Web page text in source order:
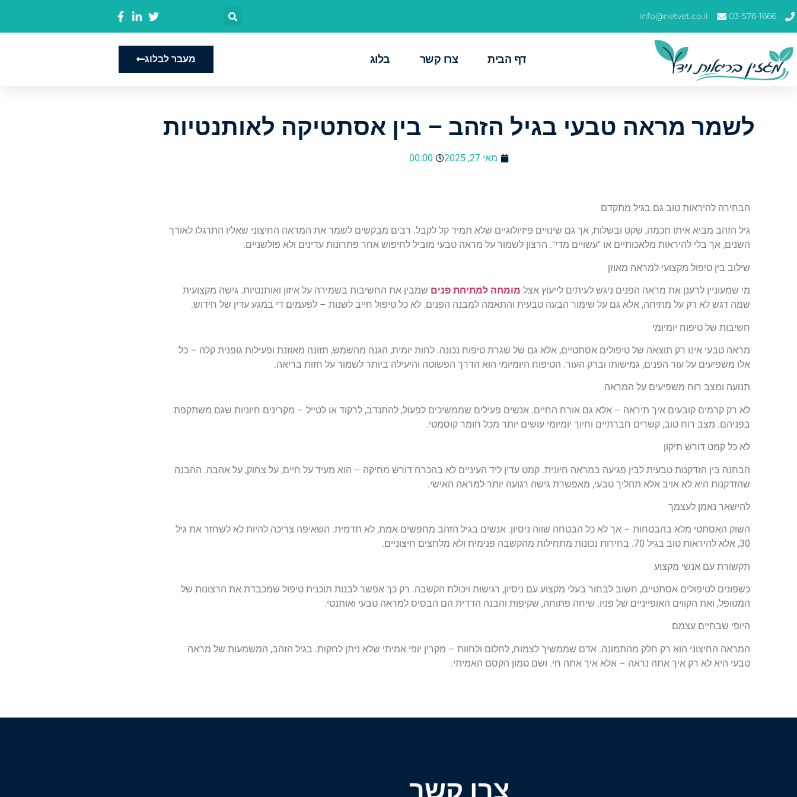
03-576-1666
info@netvet.co.il
דף הבית צרו קשר בלוג מעבר לבלוג
לשמר מראה טבעי בגיל הזהב – בין אסתטיקה לאותנטיות
מאי 27, 2025 00:00
הבחירה להיראות טוב גם בגיל מתקדם
גיל הזהב מביא איתו חכמה, שקט ובשלות, אך גם שינויים פיזיולוגיים שלא תמיד קל לקבל. רבים מבקשים לשמר את המראה החיצוני שאליו התרגלו לאורך
השנים, אך בלי להיראות מלאכותיים או "עשויים מדי". הרצון לשמור על מראה טבעי מוביל לחיפוש אחר פתרונות עדינים ולא פולשניים.
שילוב בין טיפול מקצועי למראה מאוזן
מי שמעוניין לרענן את מראה הפנים ניגש לעיתים לייעוץ אצל מומחה למתיחת פנים שמבין את החשיבות בשמירה על איזון ואותנטיות. גישה מקצועית
שמה דגש לא רק על מתיחה, אלא גם על שימור הבעה טבעית והתאמה למבנה הפנים. לא כל טיפול חייב לשנות – לפעמים די במגע עדין של חידוש.
חשיבות של טיפוח יומיומי
מראה טבעי אינו רק תוצאה של טיפולים אסתטיים, אלא גם של שגרת טיפוח נכונה. לחות יומית, הגנה מהשמש, תזונה מאוזנת ופעילות גופנית קלה – כל
אלו משפיעים על עור הפנים, גמישותו וברק העור. הטיפוח היומיומי הוא הדרך הפשוטה והיעילה ביותר לשמור על חזות בריאה.
תנועה ומצב רוח משפיעים על המראה
לא רק קרמים קובעים איך תיראה – אלא גם אורח החיים. אנשים פעילים שממשיכים לפעול, להתנדב, לרקוד או לטייל – מקרינים חיוניות שגם משתקפת
בפניהם. מצב רוח טוב, קשרים חברתיים וחיוך יומיומי עושים יותר מכל חומר קוסמטי.
לא כל קמט דורש תיקון
הבחנה בין הזדקנות טבעית לבין פגיעה במראה חיונית. קמט עדין ליד העיניים לא בהכרח דורש מחיקה – הוא מעיד על חיים, על צחוק, על אהבה. ההבנה
שהזדקנות היא לא אויב אלא תהליך טבעי, מאפשרת גישה רגועה יותר למראה האישי.
להישאר נאמן לעצמך
השוק האסתטי מלא בהבטחות – אך לא כל הבטחה שווה ניסיון. אנשים בגיל הזהב מחפשים אמת, לא תדמית. השאיפה צריכה להיות לא לשחזר את גיל
30, אלא להיראות טוב בגיל 70. בחירות נכונות מתחילות מהקשבה פנימית ולא מלחצים חיצוניים.
תקשורת עם אנשי מקצוע
כשפונים לטיפולים אסתטיים, חשוב לבחור בעלי מקצוע עם ניסיון, רגישות ויכולת הקשבה. רק כך אפשר לבנות תוכנית טיפול שמכבדת את הרצונות של
המטופל, ואת הקווים האופייניים של פניו. שיחה פתוחה, שקיפות והבנה הדדית הם הבסיס למראה טבעי ואותנטי.
היופי שבחיים עצמם
המראה החיצוני הוא רק חלק מהתמונה. אדם שממשיך לצמוח, לחלום ולחוות – מקרין יופי אמיתי שלא ניתן לחקות. בגיל הזהב, המשמעות של מראה
טבעי היא לא רק איך אתה נראה – אלא איך אתה חי. ושם טמון הקסם האמיתי.
צרו קשר